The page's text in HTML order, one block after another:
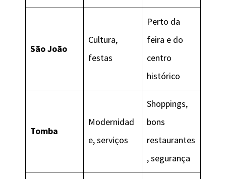
São João
Cultura,
festas
Perto da
feira e do
centro
histórico
Tomba
Modernidad
e, serviços
Shoppings,
bons
restaurantes
, segurança